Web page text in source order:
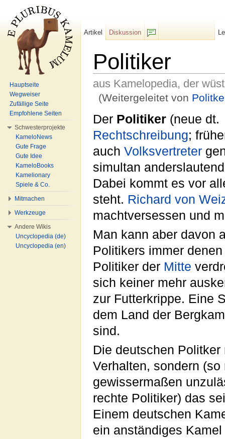
Politiker
aus Kamelopedia, der
(Weitergeleitet von
Der Politiker (neue dt.
Rechtschreibung;
auch Volksvertreter
simultan
Dabei kommt es vor
steht. Richard von
machtversessen und
Man kann aber davon
Politikers immer
Politiker der Mitte
sich keiner mehr
zur Futterkrippe. Eine
dem Land der
sind.
Die deutschen
Verhalten, sondern
gewissermaßen
rechte Politiker) das
Einem deutschen
ein anständiges
Artikel
Diskussion
Hauptseite
Wegweiser
Zufällige Seite
Empfohlene Seiten
Schwesterprojekte
KameloNews
Gute Frage
Gute Idee
KameloBooks
Kamelionary
Spiele & Co.
Mitmachen
Werkzeuge
Andere Wikis
Uncyclopedia (de)
Uncyclopedia (en)